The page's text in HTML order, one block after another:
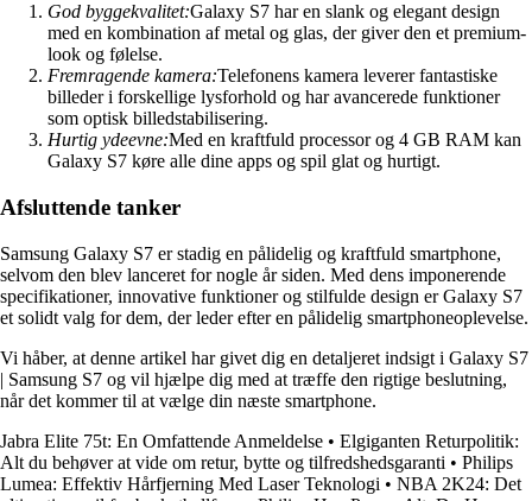
God byggekvalitet:Galaxy S7 har en slank og elegant design
med en kombination af metal og glas, der giver den et premium-
look og følelse.
Fremragende kamera:Telefonens kamera leverer fantastiske
billeder i forskellige lysforhold og har avancerede funktioner
som optisk billedstabilisering.
Hurtig ydeevne:Med en kraftfuld processor og 4 GB RAM kan
Galaxy S7 køre alle dine apps og spil glat og hurtigt.
Afsluttende tanker
Samsung Galaxy S7 er stadig en pålidelig og kraftfuld smartphone,
selvom den blev lanceret for nogle år siden. Med dens imponerende
specifikationer, innovative funktioner og stilfulde design er Galaxy S7
et solidt valg for dem, der leder efter en pålidelig smartphoneoplevelse.
Vi håber, at denne artikel har givet dig en detaljeret indsigt i Galaxy S7
| Samsung S7 og vil hjælpe dig med at træffe den rigtige beslutning,
når det kommer til at vælge din næste smartphone.
Jabra Elite 75t: En Omfattende Anmeldelse • Elgiganten Returpolitik:
Alt du behøver at vide om retur, bytte og tilfredshedsgaranti • Philips
Lumea: Effektiv Hårfjerning Med Laser Teknologi • NBA 2K24: Det